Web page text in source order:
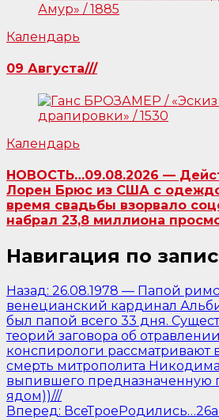
Календарь
09 Августа///
Календарь
НОВОСТЬ…09.08.2026 —
Лорен Брюс из США с
время свадьбы взорвало
набрал 23,8 миллиона
Навигация по
Назад: 26.08.1978 — Папой
венецианский кардинал
был папой всего 33 дня.
теорий заговора об
конспирологи рассматривают
смерть митрополита
выпившего предназначенную
ядом))///
Вперед: